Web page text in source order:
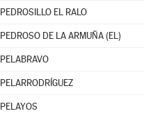
PEDROSILLO EL RALO
PEDROSO DE LA ARMUÑA (EL)
PELABRAVO
PELARRODRÍGUEZ
PELAYOS